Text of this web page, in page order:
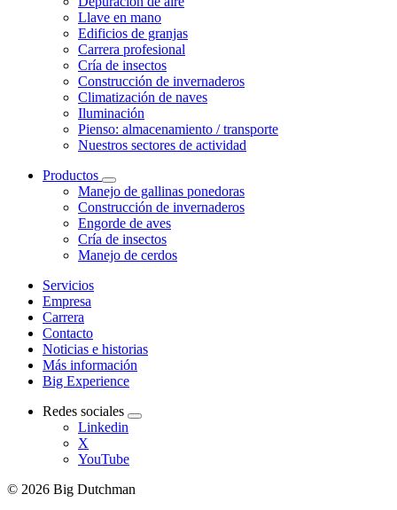
Llave en mano
Edificios de granjas
Carrera profesional
Cría de insectos
Construcción de invernaderos
Climatización de naves
Iluminación
Pienso: almacenamiento / transporte
Nuestros sectores de actividad
Productos
Manejo de gallinas ponedoras
Construcción de invernaderos
Engorde de aves
Cría de insectos
Manejo de cerdos
Servicios
Empresa
Carrera
Contacto
Noticias e historias
Más información
Big Experience
Redes sociales
Linkedin
X
YouTube
© 2026 Big Dutchman